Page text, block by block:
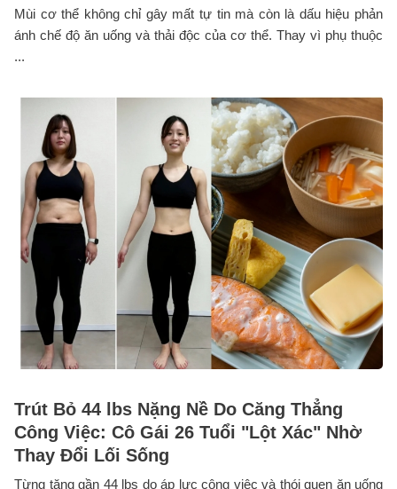
Mùi cơ thể không chỉ gây mất tự tin mà còn là dấu hiệu phản
ánh chế độ ăn uống và thải độc của cơ thể. Thay vì phụ thuộc
...
Trút Bỏ 44 lbs Nặng Nề Do Căng Thẳng
Công Việc: Cô Gái 26 Tuổi "Lột Xác" Nhờ
Thay Đổi Lối Sống
Từng tăng gần 44 lbs do áp lực công việc và thói quen ăn uống